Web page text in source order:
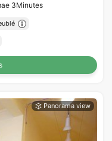
3Minutes